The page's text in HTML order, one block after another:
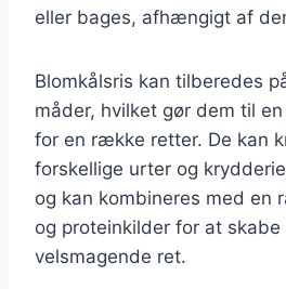
eller bages, afhængigt af
Blomkålsris kan tilberedes
måder, hvilket gør dem til
for en række retter. De kan
forskellige urter og
og kan kombineres med en
og proteinkilder for at skabe
velsmagende ret.